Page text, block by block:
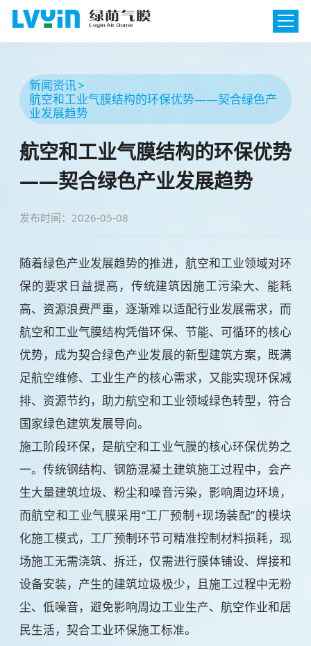
新闻资讯
航空和工业气膜结构的环保优势——契合绿色产
业发展趋势
航空和工业气膜结构的环保优势
——契合绿色产业发展趋势
发布时间：2026-05-08
随着绿色产业发展趋势的推进，航空和工业领域对环
保的要求日益提高，传统建筑因施工污染大、能耗
高、资源浪费严重，逐渐难以适配行业发展需求，而
航空和工业气膜结构凭借环保、节能、可循环的核心
优势，成为契合绿色产业发展的新型建筑方案，既满
足航空维修、工业生产的核心需求，又能实现环保减
排、资源节约，助力航空和工业领域绿色转型，符合
国家绿色建筑发展导向。
施工阶段环保，是航空和工业气膜的核心环保优势之
一。传统钢结构、钢筋混凝土建筑施工过程中，会产
生大量建筑垃圾、粉尘和噪音污染，影响周边环境，
而航空和工业气膜采用“工厂预制+现场装配”的模块
化施工模式，工厂预制环节可精准控制材料损耗，现
场施工无需浇筑、拆迁，仅需进行膜体铺设、焊接和
设备安装，产生的建筑垃圾极少，且施工过程中无粉
尘、低噪音，避免影响周边工业生产、航空作业和居
民生活，契合工业环保施工标准。